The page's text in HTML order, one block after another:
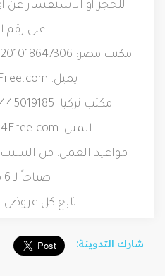
للحجز أو الاستفسار عن
على رقم
مكتب مصر: 00201018647306 _ 00201279309900
ايميل:
مكتب تركيا: 00905445019185 (
ايميل:
صباحاً لـ 6 مساءًا.
تابع كل عروض
شارك التدوينة: